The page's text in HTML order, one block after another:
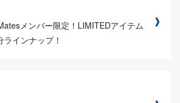
メンバー限定！LIMITEDアイテム
インナップ！